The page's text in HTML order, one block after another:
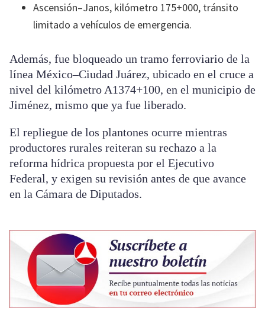
Ascensión–Janos, kilómetro 175+000, tránsito
limitado a vehículos de emergencia.
Además, fue bloqueado un tramo ferroviario de la
línea México–Ciudad Juárez, ubicado en el cruce a
nivel del kilómetro A1374+100, en el municipio de
Jiménez, mismo que ya fue liberado.
El repliegue de los plantones ocurre mientras
productores rurales reiteran su rechazo a la
reforma hídrica propuesta por el Ejecutivo
Federal, y exigen su revisión antes de que avance
en la Cámara de Diputados.